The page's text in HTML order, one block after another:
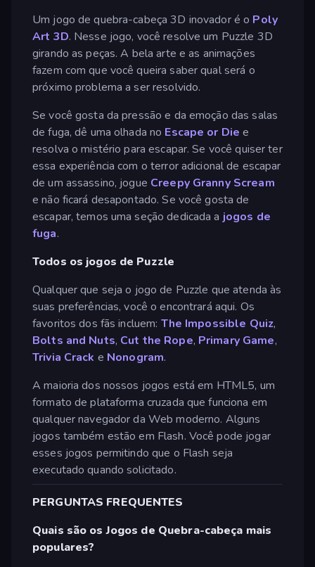
Um jogo de quebra-cabeça 3D inovador é o Poly
Art 3D. Nesse jogo, você resolve um Puzzle 3D
girando as peças. A bela arte e as animações
fazem com que você queira saber qual será o
próximo problema a ser resolvido.
Se você gosta da pressão e da emoção das salas
de fuga, dê uma olhada no Escape or Die e
resolva o mistério para escapar. Se você quiser ter
essa experiência com o terror adicional de escapar
de um assassino, jogue Creepy Granny Scream
e não ficará desapontado. Se você gosta de
escapar, temos uma seção dedicada a jogos de
fuga.
Todos os jogos de Puzzle
Qualquer que seja o jogo de Puzzle que atenda às
suas preferências, você o encontrará aqui. Os
favoritos dos fãs incluem: The Impossible Quiz,
Bolts and Nuts, Cut the Rope, Primary Game,
Trivia Crack e Nonogram.
A maioria dos nossos jogos está em HTML5, um
formato de plataforma cruzada que funciona em
qualquer navegador da Web moderno. Alguns
jogos também estão em Flash. Você pode jogar
esses jogos permitindo que o Flash seja
executado quando solicitado.
PERGUNTAS FREQUENTES
Quais são os Jogos de Quebra-cabeça mais
populares?